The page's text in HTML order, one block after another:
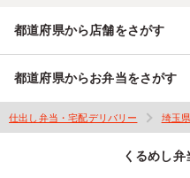
都道府県から店舗をさがす
都道府県からお弁当をさがす
仕出し弁当・宅配デリバリー 埼玉県
くるめし